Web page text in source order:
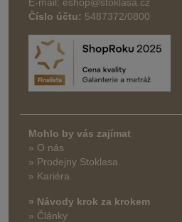
Číslo účtu: 5487372/0800
Mohlo by vás zajímat
» O nás
» Prodejny Stoklasa
» Kariéra
» Návody krok za krokem
» Články